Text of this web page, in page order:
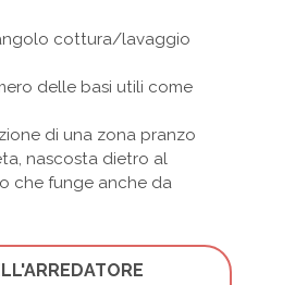
cottura/lavaggio
delle basi utili come
di una zona pranzo
nascosta dietro al
che funge anche da